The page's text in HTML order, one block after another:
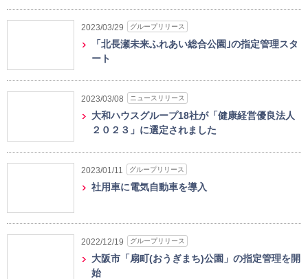
2023/03/29 グループリリース
「北長瀬未来ふれあい総合公園｣の指定管理スタ
ート
2023/03/08 ニュースリリース
大和ハウスグループ18社が「健康経営優良法人
２０２３」に選定されました
2023/01/11 グループリリース
社用車に電気自動車を導入
2022/12/19 グループリリース
大阪市「扇町(おうぎまち)公園」の指定管理を開
始